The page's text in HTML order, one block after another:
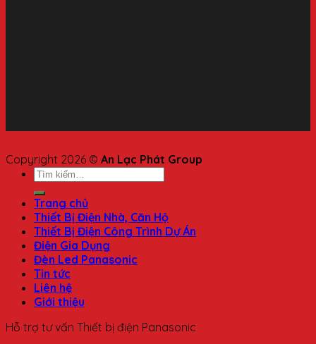
Copyright 2026 © An Lạc Phát Group
Trang chủ
Thiết Bị Điện Nhà, Căn Hộ
Thiết Bị Điện Công Trình Dự Án
Điện Gia Dụng
Đèn Led Panasonic
Tin tức
Liên hệ
Giới thiệu
Hỗ trợ tư vấn Thiết bị điện Panasonic